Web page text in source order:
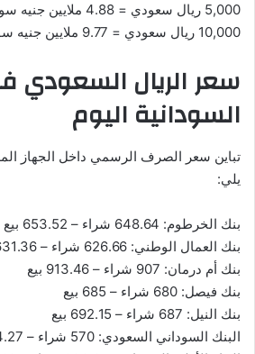
5,000 ريال سعودي = 4.88 ملايين جنيه سوداني
10,000 ريال سعودي = 9.77 ملايين جنيه سوداني
سعر الريال السعودي
السودانية اليوم
تباين سعر الصرف الرسمي داخل الجهاز
يلي:
بنك الخرطوم: 648.64 شراء – 653.52 بيع
بنك العمال الوطني: 626.66 شراء – 631.36 بيع
بنك أم درمان: 907 شراء – 913.46 بيع
بنك فيصل: 680 شراء – 685 بيع
بنك النيل: 687 شراء – 692.15 بيع
البنك السوداني السعودي: 570 شراء – 574.27 بيع